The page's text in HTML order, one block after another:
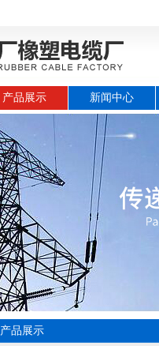
产品展示 新闻中心
产品展示